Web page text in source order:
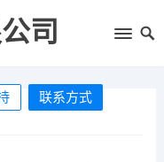
司
联系方式